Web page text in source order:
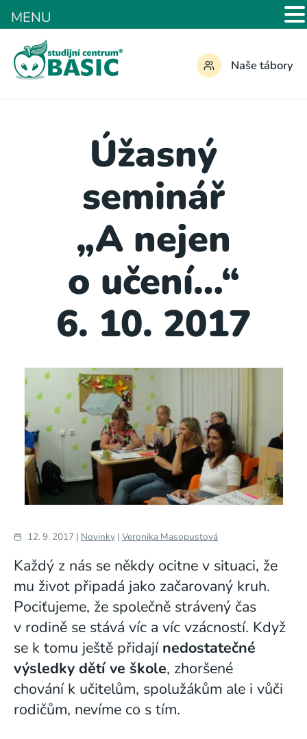
Naše tábory
Úžasný
seminář
„A nejen
o učení…“
6. 10. 2017
12. 9. 2017 | Novinky | Veronika Masopustová
Každý z nás se někdy ocitne v situaci, že
mu život připadá jako začarovaný kruh.
Pociťujeme, že společně strávený čas
v rodině se stává víc a víc vzácností. Když
se k tomu ještě přidají nedostatečné
výsledky dětí ve škole, zhoršené
chování k učitelům, spolužákům ale i vůči
rodičům, nevíme co s tím.
MENU